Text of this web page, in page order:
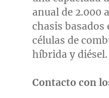
anual de 2.000
chasis
células de
híbrida y diésel.
Contacto con